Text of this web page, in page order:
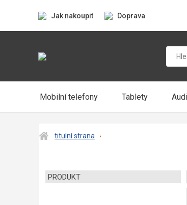
Jak nakoupit Doprava
Mobilní telefony Tablety
titulní strana
PRODUKT